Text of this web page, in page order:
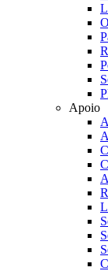
Apoio